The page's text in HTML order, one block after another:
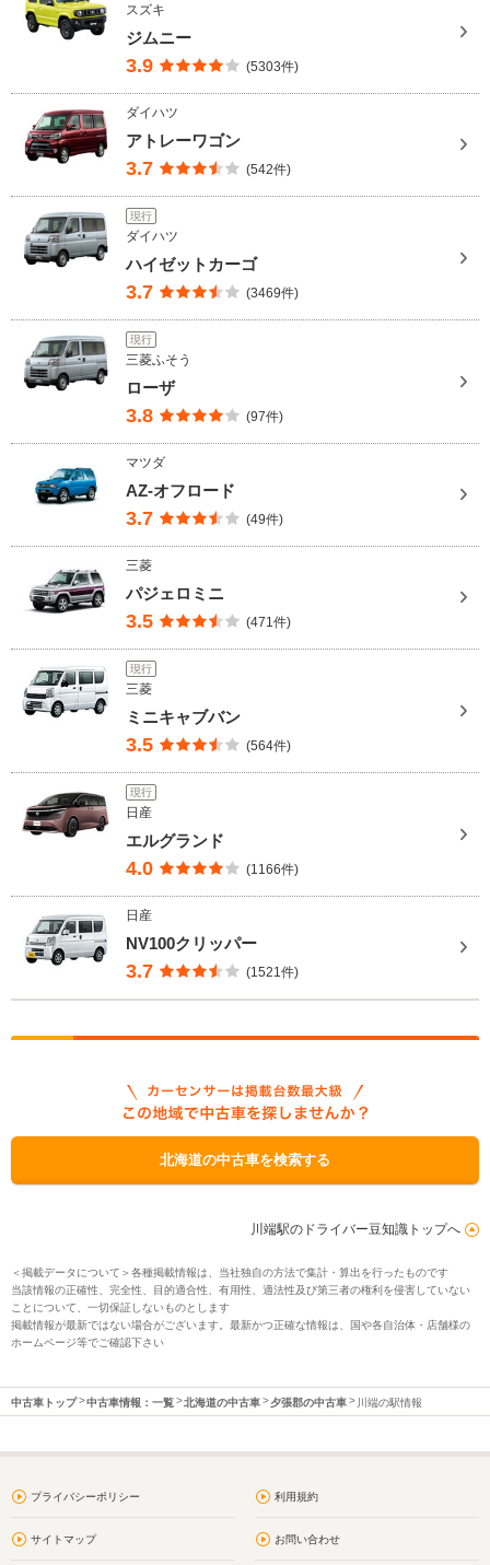
スズキ
ジムニー
3.9 (5303件)
ダイハツ
アトレーワゴン
3.7 (542件)
現行
ダイハツ
ハイゼットカーゴ
3.7 (3469件)
現行
三菱ふそう
ローザ
3.8 (97件)
マツダ
AZ-オフロード
3.7 (49件)
三菱
パジェロミニ
3.5 (471件)
現行
三菱
ミニキャブバン
3.5 (564件)
現行
日産
エルグランド
4.0 (1166件)
日産
NV100クリッパー
3.7 (1521件)
北海道の中古車を検索する
川端駅のドライバー豆知識トップへ
＜掲載データについて＞各種掲載情報は、当社独自の方法で集計・算出を行ったものです
当該情報の正確性、完全性、目的適合性、有用性、適法性及び第三者の権利を侵害していない
ことについて、一切保証しないものとします
掲載情報が最新ではない場合がございます。最新かつ正確な情報は、国や各自治体・店舗様の
ホームページ等でご確認下さい
中古車トップ 中古車情報：一覧 北海道の中古車 夕張郡の中古車 川端の駅情報
プライバシーポリシー 利用規約
サイトマップ お問い合わせ